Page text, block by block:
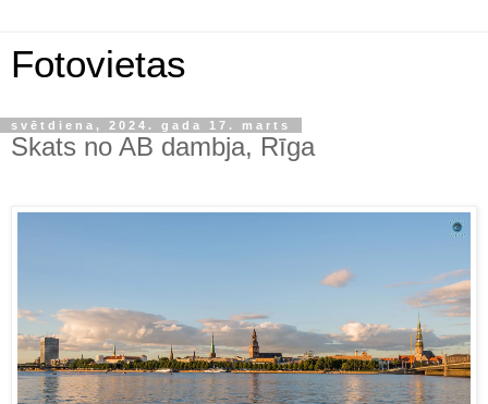
Fotovietas
svētdiena, 2024. gada 17. marts
Skats no AB dambja, Rīga